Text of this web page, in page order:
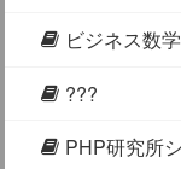
ビジネス数学
???
PHP研究所